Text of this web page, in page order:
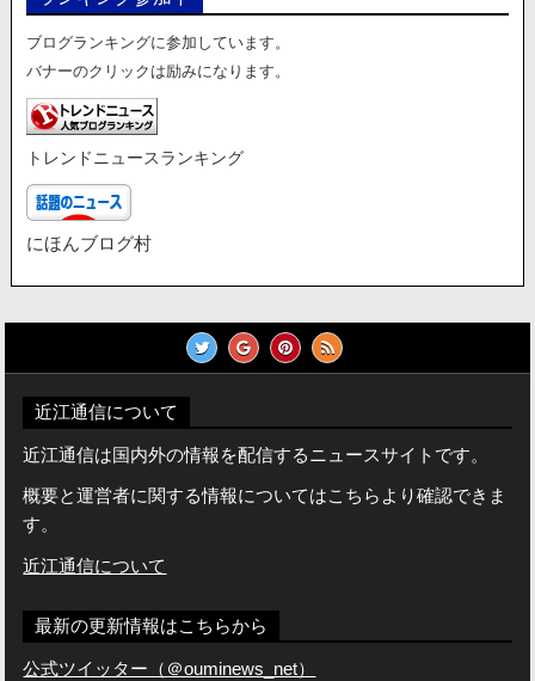
ブログランキングに参加しています。
バナーのクリックは励みになります。
トレンドニュースランキング
にほんブログ村
近江通信について
近江通信は国内外の情報を配信するニュースサイトです。
概要と運営者に関する情報についてはこちらより確認できま
す。
近江通信について
最新の更新情報はこちらから
公式ツイッター（＠ouminews_net）